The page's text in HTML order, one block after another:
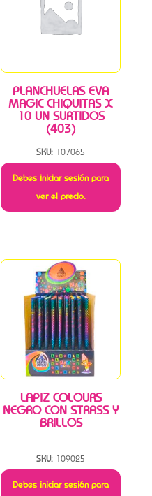
PLANCHUELAS EVA
MAGIC CHIQUITAS X
10 UN SURTIDOS
(403)
SKU: 107065
Debes iniciar sesión para
ver el precio.
LAPIZ COLOURS
NEGRO CON STRASS Y
BRILLOS
SKU: 109025
Debes iniciar sesión para